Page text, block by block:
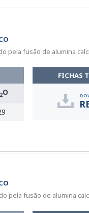
pela fusão de alumina
2O
FICHAS
pela fusão de alumina